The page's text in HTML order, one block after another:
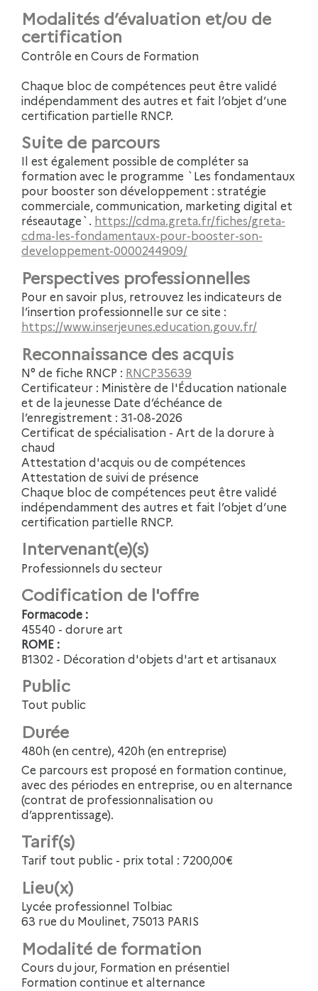
Modalités d’évaluation et/ou de
certification
Contrôle en Cours de Formation
Chaque bloc de compétences peut être validé
indépendamment des autres et fait l’objet d’une
certification partielle RNCP.
Suite de parcours
Il est également possible de compléter sa
formation avec le programme `Les fondamentaux
pour booster son développement : stratégie
commerciale, communication, marketing digital et
réseautage`. https://cdma.greta.fr/fiches/greta-
cdma-les-fondamentaux-pour-booster-son-
developpement-0000244909/
Perspectives professionnelles
Pour en savoir plus, retrouvez les indicateurs de
l’insertion professionnelle sur ce site :
https://www.inserjeunes.education.gouv.fr/
Reconnaissance des acquis
N° de fiche RNCP : RNCP35639
Certificateur : Ministère de l'Éducation nationale
et de la jeunesse Date d’échéance de
l’enregistrement : 31-08-2026
Certificat de spécialisation - Art de la dorure à
chaud
Attestation d'acquis ou de compétences
Attestation de suivi de présence
Chaque bloc de compétences peut être validé
indépendamment des autres et fait l’objet d’une
certification partielle RNCP.
Intervenant(e)(s)
Professionnels du secteur
Codification de l'offre
Formacode :
45540 - dorure art
ROME :
B1302 - Décoration d'objets d'art et artisanaux
Public
Tout public
Durée
480h (en centre), 420h (en entreprise)
Ce parcours est proposé en formation continue,
avec des périodes en entreprise, ou en alternance
(contrat de professionnalisation ou
d’apprentissage).
Tarif(s)
Tarif tout public - prix total : 7200,00€
Lieu(x)
Lycée professionnel Tolbiac
63 rue du Moulinet, 75013 PARIS
Modalité de formation
Cours du jour, Formation en présentiel
Formation continue et alternance